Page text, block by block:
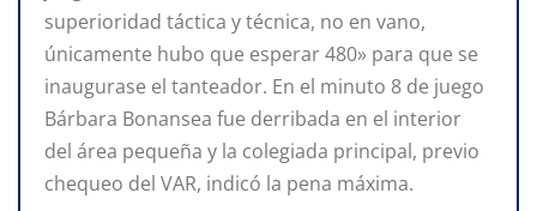
superioridad táctica y técnica, no en vano,
únicamente hubo que esperar 480» para que se
inaugurase el tanteador. En el minuto 8 de juego
Bárbara Bonansea fue derribada en el interior
del área pequeña y la colegiada principal, previo
chequeo del VAR, indicó la pena máxima.